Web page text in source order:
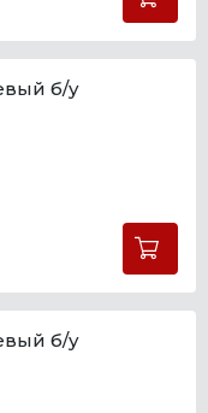
б/у
б/у